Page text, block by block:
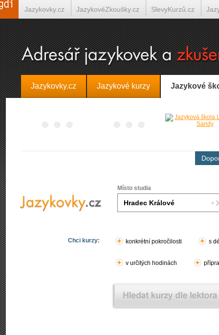
Jazykovky.cz Jazykové kurzy Jazykové
Místo studia
Chci kurzy: konkrétní pokročilosti s
v určitých hodinách
Jazykovky.cz JazykovéZkoušky.cz SlevyKurzů.cz
Španělština on-line Italština on-line Tlumočení-